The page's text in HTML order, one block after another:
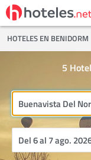
HOTELES EN BENIDORM
5